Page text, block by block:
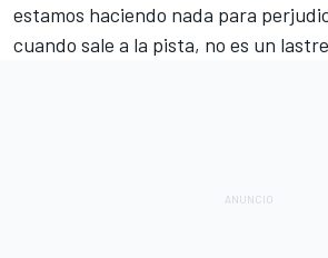
estamos haciendo nada para
cuando sale a la pista, no es un